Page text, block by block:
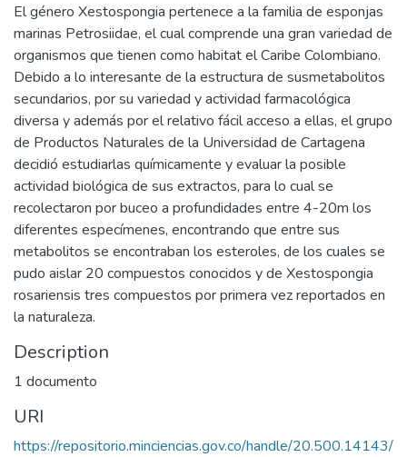
El género Xestospongia pertenece a la familia de esponjas
marinas Petrosiidae, el cual comprende una gran variedad de
organismos que tienen como habitat el Caribe Colombiano.
Debido a lo interesante de la estructura de susmetabolitos
secundarios, por su variedad y actividad farmacológica
diversa y además por el relativo fácil acceso a ellas, el grupo
de Productos Naturales de la Universidad de Cartagena
decidió estudiarlas químicamente y evaluar la posible
actividad biológica de sus extractos, para lo cual se
recolectaron por buceo a profundidades entre 4-20m los
diferentes especímenes, encontrando que entre sus
metabolitos se encontraban los esteroles, de los cuales se
pudo aislar 20 compuestos conocidos y de Xestospongia
rosariensis tres compuestos por primera vez reportados en
la naturaleza.
Description
1 documento
URI
https://repositorio.minciencias.gov.co/handle/20.500.14143/